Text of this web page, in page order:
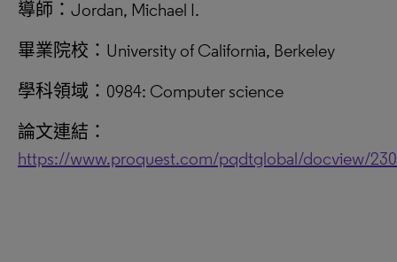
導師：Jordan, Michael I.
畢業院校：University of California, Berkeley
學科領域：0984: Computer science
論文連結：
https://www.proquest.com/pqdtglobal/docview/